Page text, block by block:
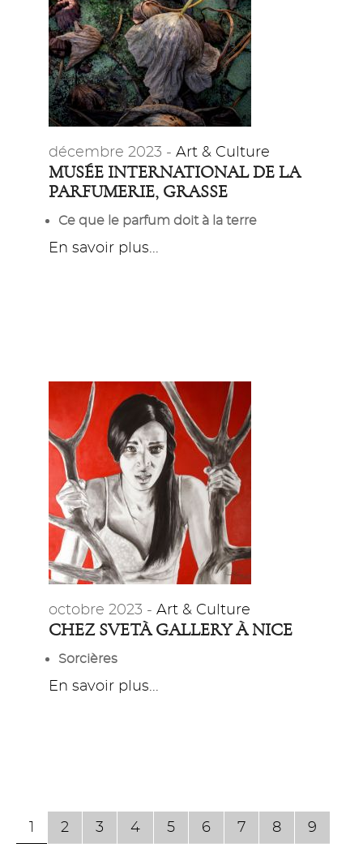
décembre 2023 - Art & Culture
MUSÉE INTERNATIONAL DE LA
PARFUMERIE, GRASSE
Ce que le parfum doit à la terre
En savoir plus...
octobre 2023 - Art & Culture
CHEZ SVETÀ GALLERY À NICE
Sorcières
En savoir plus...
2 3 4 5 6 7 8 9